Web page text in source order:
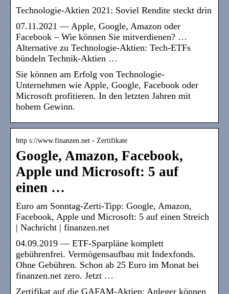
Technologie-Aktien 2021: Soviel Rendite steckt drin
07.11.2021 — Apple, Google, Amazon oder
Facebook – Wie können Sie mitverdienen? …
Alternative zu Technologie-Aktien: Tech-ETFs
bündeln Technik-Aktien …
Sie können am Erfolg von Technologie-
Unternehmen wie Apple, Google, Facebook oder
Microsoft profitieren. In den letzten Jahren mit
hohem Gewinn.
http s://www.finanzen.net › Zertifikate
Google, Amazon, Facebook,
Apple und Microsoft: 5 auf
einen …
Euro am Sonntag-Zerti-Tipp: Google, Amazon,
Facebook, Apple und Microsoft: 5 auf einen Streich
| Nachricht | finanzen.net
04.09.2019 — ETF-Sparpläne komplett
gebührenfrei. Vermögensaufbau mit Indexfonds.
Ohne Gebühren. Schon ab 25 Euro im Monat bei
finanzen.net zero. Jetzt …
Zertifikat auf die GAFAM-Aktien: Anleger können